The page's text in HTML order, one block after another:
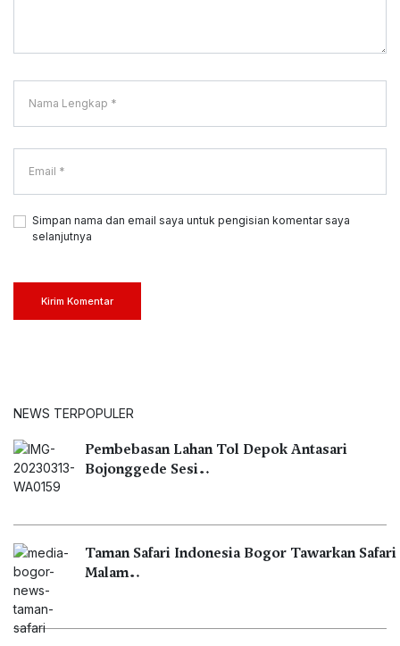
Simpan nama dan email saya untuk pengisian komentar saya
selanjutnya
Kirim Komentar
NEWS TERPOPULER
Pembebasan Lahan Tol Depok Antasari
Bojonggede Sesi…
Taman Safari Indonesia Bogor Tawarkan Safari
Malam…